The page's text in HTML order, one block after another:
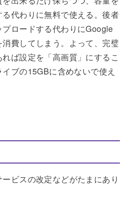
代わりに無料で使える。後者
ロードする代わりにGoogle
消費してしまう。よって、完璧
ば設定を「高画質」にするこ
ブの15GBに含めないで使え
ビスの改定などがたまにあり